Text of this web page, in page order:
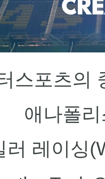
스포츠의
애나폴
러 레이싱